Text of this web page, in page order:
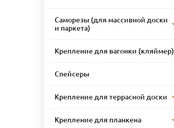
Саморезы (для массивной доски
и паркета)
Крепление для вагонки (кляймер)
Спейсеры
Крепление для террасной доски
Крепление для планкена